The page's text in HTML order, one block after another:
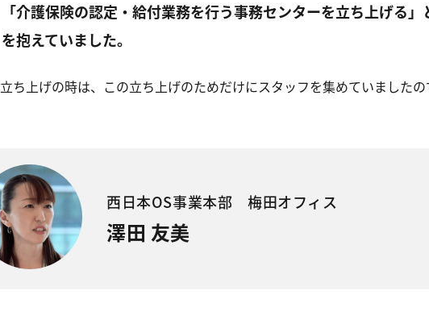
「介護保険の認定・給付業務を行う事務センターを立ち上げる
を抱えていました。
立ち上げの時は、この立ち上げのためだけにスタッフを集めていました
西日本OS事業本部 梅田オフィス
澤田 友美